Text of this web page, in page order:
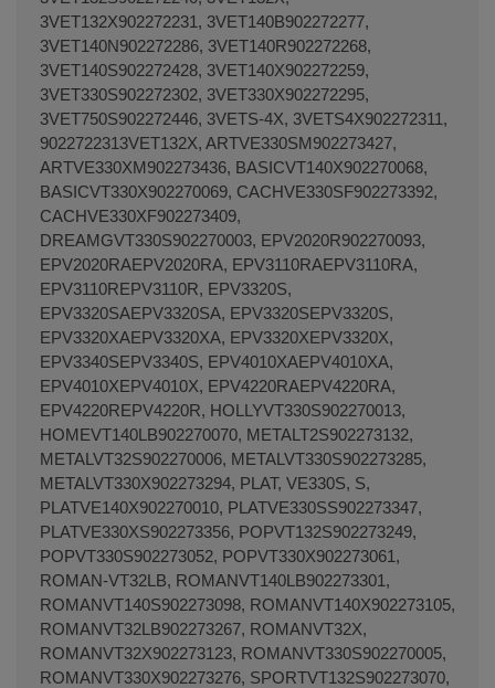
3VET132X902272231, 3VET140B902272277,
3VET140N902272286, 3VET140R902272268,
3VET140S902272428, 3VET140X902272259,
3VET330S902272302, 3VET330X902272295,
3VET750S902272446, 3VETS-4X, 3VETS4X902272311,
9022722313VET132X, ARTVE330SM902273427,
ARTVE330XM902273436, BASICVT140X902270068,
BASICVT330X902270069, CACHVE330SF902273392,
CACHVE330XF902273409,
DREAMGVT330S902270003, EPV2020R902270093,
EPV2020RAEPV2020RA, EPV3110RAEPV3110RA,
EPV3110REPV3110R, EPV3320S,
EPV3320SAEPV3320SA, EPV3320SEPV3320S,
EPV3320XAEPV3320XA, EPV3320XEPV3320X,
EPV3340SEPV3340S, EPV4010XAEPV4010XA,
EPV4010XEPV4010X, EPV4220RAEPV4220RA,
EPV4220REPV4220R, HOLLYVT330S902270013,
HOMEVT140LB902270070, METALT2S902273132,
METALVT32S902270006, METALVT330S902273285,
METALVT330X902273294, PLAT, VE330S, S,
PLATVE140X902270010, PLATVE330SS902273347,
PLATVE330XS902273356, POPVT132S902273249,
POPVT330S902273052, POPVT330X902273061,
ROMAN-VT32LB, ROMANVT140LB902273301,
ROMANVT140S902273098, ROMANVT140X902273105,
ROMANVT32LB902273267, ROMANVT32X,
ROMANVT32X902273123, ROMANVT330S902270005,
ROMANVT330X902273276, SPORTVT132S902273070,